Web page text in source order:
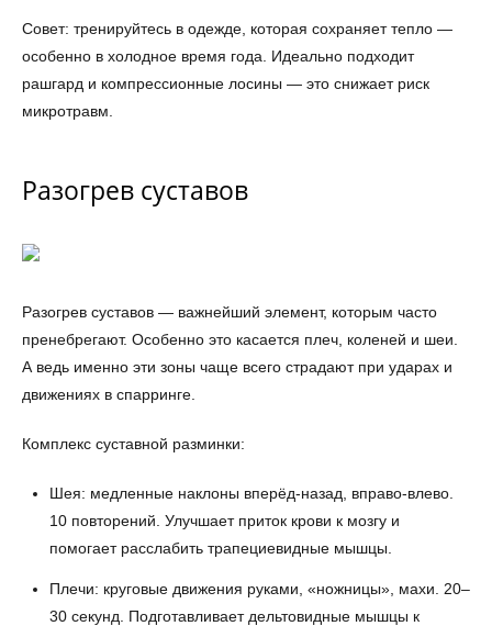
Совет: тренируйтесь в одежде, которая сохраняет тепло —
особенно в холодное время года. Идеально подходит
рашгард и компрессионные лосины — это снижает риск
микротравм.
Разогрев суставов
Разогрев суставов — важнейший элемент, которым часто
пренебрегают. Особенно это касается плеч, коленей и шеи.
А ведь именно эти зоны чаще всего страдают при ударах и
движениях в спарринге.
Комплекс суставной разминки:
Шея: медленные наклоны вперёд-назад, вправо-влево.
10 повторений. Улучшает приток крови к мозгу и
помогает расслабить трапециевидные мышцы.
Плечи: круговые движения руками, «ножницы», махи. 20–
30 секунд. Подготавливает дельтовидные мышцы к